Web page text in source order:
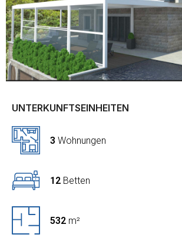
UNTERKUNFTSEINHEITEN
3 Wohnungen
12 Betten
532 m²